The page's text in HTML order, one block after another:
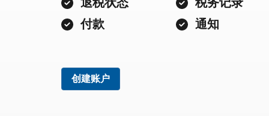
付款
通知
创建账户